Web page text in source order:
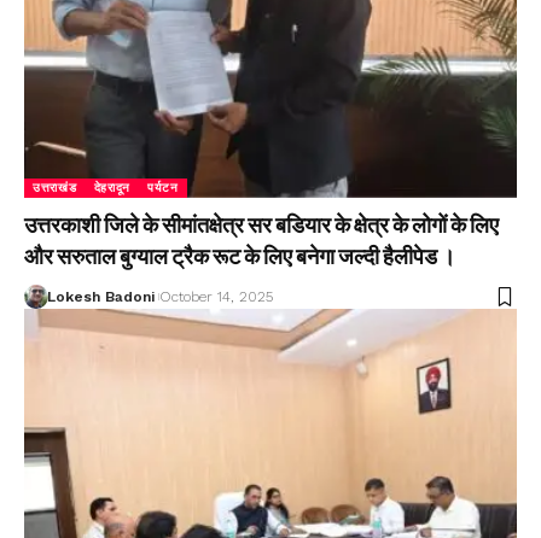
उत्तराखंड देहरादून पर्यटन
उत्तरकाशी जिले के सीमांतक्षेत्र सर बडियार के क्षेत्र के लोगों के लिए
और सरुताल बुग्याल ट्रैक रूट के लिए बनेगा जल्दी हैलीपेड ।
Lokesh Badoni October 14, 2025